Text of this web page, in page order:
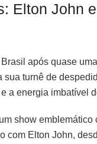
Elton John
após quase
turnê de
a energia imbatível
show
com Elton John,